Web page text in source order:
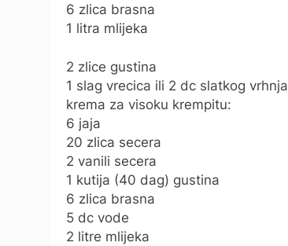
6 zlica brasna
1 litra mlijeka
2 zlice gustina
1 slag vrecica ili 2 dc slatkog vrhnja
krema za visoku krempitu:
6 jaja
20 zlica secera
2 vanili secera
1 kutija (40 dag) gustina
6 zlica brasna
5 dc vode
2 litre mlijeka